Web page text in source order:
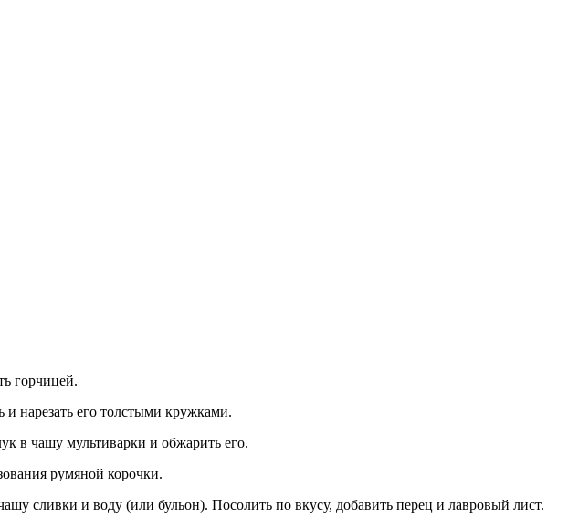
горчицей.
нарезать его толстыми кружками.
в чашу мультиварки и обжарить его.
румяной корочки.
сливки и воду (или бульон). Посолить по вкусу, добавить перец и лавровый лист.